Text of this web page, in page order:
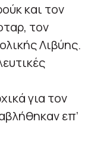
και τον
τον
Λιβύης.
για τον
επ’